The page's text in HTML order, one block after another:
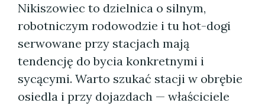
Nikiszowiec to dzielnica o silnym,
robotniczym rodowodzie i tu hot-dogi
serwowane przy stacjach mają
tendencję do bycia konkretnymi i
sycącymi. Warto szukać stacji w obrębie
osiedla i przy dojazdach — właściciele